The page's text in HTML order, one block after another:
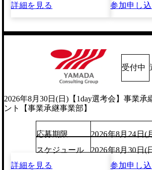
詳細を見る
参加申し
受付中
2026年8月30日(日)【1day選考会】事業
ント【事業承継事業部】
応募期限
2026年8月24日(
スケジュール
2026年8月30日(
詳細を見る
参加申し